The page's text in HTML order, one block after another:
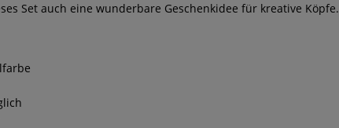
Set auch eine wunderbare Geschenkidee für kreative Köpfe.